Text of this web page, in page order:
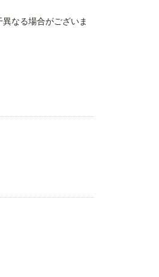
なる場合がございま